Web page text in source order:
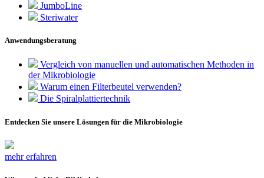
JumboLine
Steriwater
Anwendungsberatung
Vergleich von manuellen und automatischen Methoden in
der Mikrobiologie
Warum einen Filterbeutel verwenden?
Die Spiralplattier­technik
Entdecken Sie unsere Lösungen für die Mikrobiologie
mehr erfahren